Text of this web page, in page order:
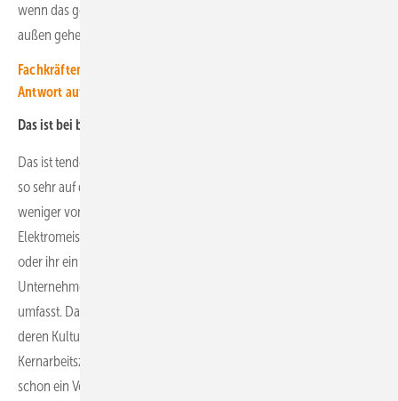
wenn das geklärt ist, sollte das Unternehmen mit seiner Suche nach
außen gehen.
Fachkräftemangel im Energiesektor: Digitale Technologien als
Antwort auf den Wandel
Das ist bei berufserfahrenen Fachkräften sicherlich schwieriger.
Das ist tendenziell die schwierigste Zielgruppe. Denn diese ist nicht
so sehr auf den Social-Media-Plattformen unterwegs und es gibt
weniger von ihnen. Es ist schon wirklich schwierig, einen
Elektromeister zu bekommen. Deshalb ist es umso wichtiger, ihm
oder ihr ein wirklich gutes Angebot zu machen, das nicht nur die
Unternehmenskultur, sondern natürlich auch die Bezahlung
umfasst. Dazu sollte das Unternehmen aber die Mitbewerber und
deren Kultur kennen. Ein häufig angesprochenes Thema ist hier die
Kernarbeitszeit. Wenn das Unternehmen diese nicht hat, ist das
schon ein Vorteil. Mehr Flexibilität bei der Arbeitszeit und